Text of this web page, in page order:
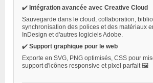
✔️ Intégration avancée avec Creative Cloud
Sauvegarde dans le cloud, collaboration,
synchronisation des polices et des matériaux
InDesign et d'autres logiciels Adobe.
✔️ Support graphique pour le web
Exporte en SVG, PNG optimisés, CSS pour
support d'icônes responsive et pixel parfait 🖼️